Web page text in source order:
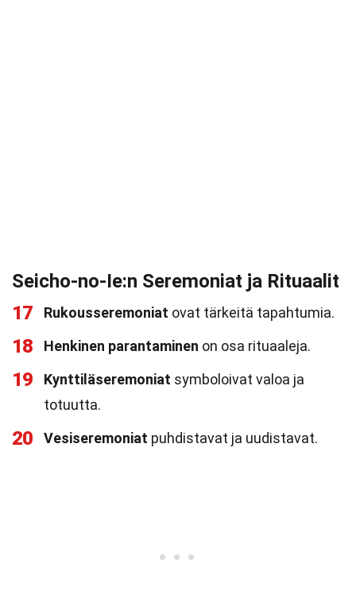
Seicho-no-Ie:n Seremoniat ja Rituaalit
17
Rukousseremoniat ovat tärkeitä tapahtumia.
18 Henkinen parantaminen on osa rituaaleja.
19 Kynttiläseremoniat symboloivat valoa ja
totuutta.
20 Vesiseremoniat puhdistavat ja uudistavat.